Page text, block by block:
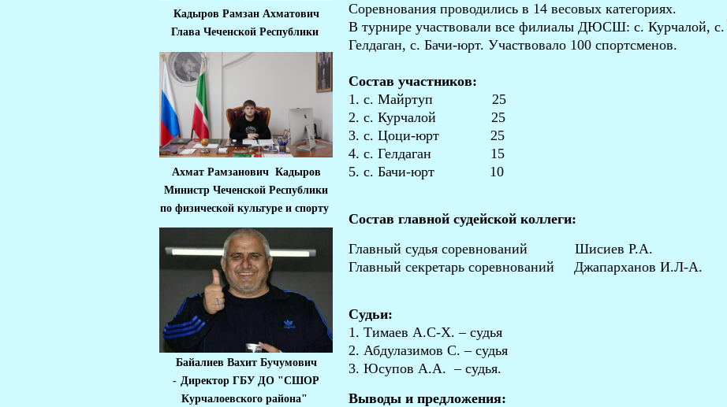
Кадыров Рамзан Ахматович
Глава Чеченской Республики
Ахмат Рамзанович Кадыров
Министр Чеченской Республики
по физической культуре и спорту
Байалиев Вахит Бучумович
- Директор ГБУ ДО "СШОР
Курчалоевского района"
Соревнования проводились в 14 весовых категориях.
В турнире участвовали все филиалы ДЮСШ: с. Курчалой,
Гелдаган, с. Бачи-юрт. Участвовало 100 спортсменов.
Состав участников:
1. с. Майртуп 25
2. с. Курчалой 25
3. с. Цоци-юрт 25
4. с. Гелдаган 15
5. с. Бачи-юрт 10
Состав главной судейской коллеги:
Главный судья соревнований Шисиев Р.А.
Главный секретарь соревнований Джапарханов И.Л-А.
Судьи:
1. Тимаев А.С-Х. – судья
2. Абдулазимов С. – судья
3. Юсупов А.А. – судья.
Выводы и предложения: